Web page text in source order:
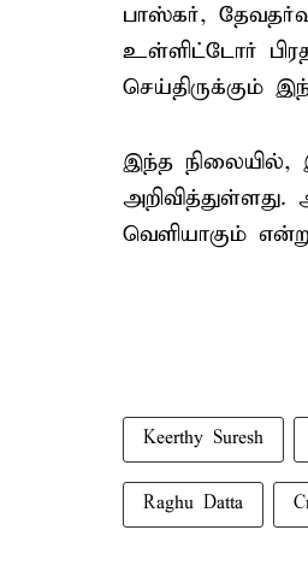
பாஸ்கர்,
உள்ளிட்டோர்
செய்திருக்கும்
இந்த நிலையில்,
வெளியாகும்
Keerthy Suresh
Raghu Datta